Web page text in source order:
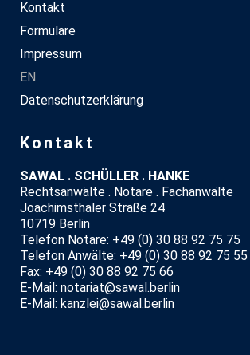
Kontakt
Formulare
Impressum
EN
Datenschutzerklärung
Kontakt
SAWAL . SCHÜLLER . HANKE
Rechtsanwälte . Notare . Fachanwälte
Joachimsthaler Straße 24
10719 Berlin
Telefon Notare: +49 (0) 30 88 92 75 75
Telefon Anwälte: +49 (0) 30 88 92 75 55
Fax: +49 (0) 30 88 92 75 66
E-Mail: notariat@sawal.berlin
E-Mail: kanzlei@sawal.berlin